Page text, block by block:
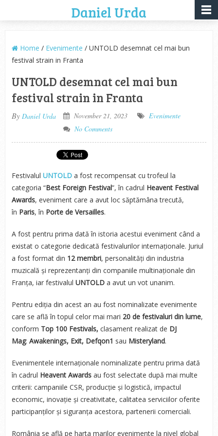
Daniel Urda
Home / Evenimente / UNTOLD desemnat cel mai bun
festival strain in Franta
UNTOLD desemnat cel mai bun
festival strain in Franta
By Daniel Urda November 21, 2023
Evenimente
No Comments
Festivalul UNTOLDa fost recompensat cu trofeul la
categoria “Best Foreign Festival”, în cadrul Heavent Festival
Awards, eveniment care a avut loc săptămâna trecută,
în Paris, în Porte de Versailles.
A fost pentru prima dată în istoria acestui eveniment când a
existat o categorie dedicată festivalurilor internaționale. Juriul
a fost format din 12 membri, personalități din industria
muzicală și reprezentanți din companiile multinaționale din
Franța, iar festivalul UNTOLDa avut un vot unanim.
Pentru ediția din acest an au fost nominalizate evenimente
care se află în topul celor mai mari 20 de festivaluri din lume,
conform Top 100 Festivals, clasament realizat de DJ
Mag: Awakenings, Exit, Defqon1 sau Misteryland.
Evenimentele internaționale nominalizate pentru prima dată
în cadrul Heavent Awardsau fost selectate după mai multe
criterii: campaniile CSR, producție și logistică, impactul
economic, inovație și creativitate, calitatea serviciilor oferite
participanților și siguranța acestora, partenerii comerciali.
România se află pe harta marilor evenimente la nivel global